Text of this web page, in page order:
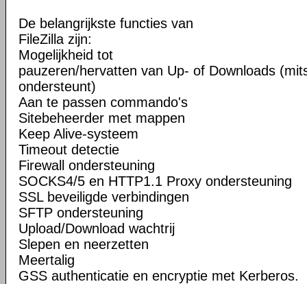
De belangrijkste functies van
FileZilla zijn:
Mogelijkheid tot
pauzeren/hervatten van Up- of Downloads
ondersteunt)
Aan te passen commando's
Sitebeheerder met mappen
Keep Alive-systeem
Timeout detectie
Firewall ondersteuning
SOCKS4/5 en HTTP1.1 Proxy ondersteuning
SSL beveiligde verbindingen
SFTP ondersteuning
Upload/Download wachtrij
Slepen en neerzetten
Meertalig
GSS authenticatie en encryptie met Kerberos.